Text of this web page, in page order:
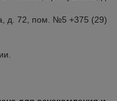
д. 72, пом. №5 +375 (29)